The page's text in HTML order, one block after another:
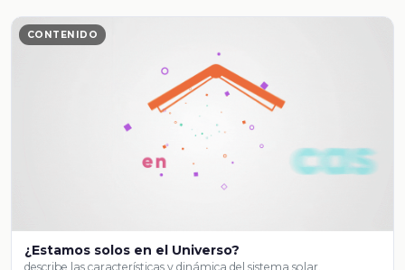
CONTENIDO
¿Estamos solos en el Universo?
describe las características y dinámica del sistema solar.